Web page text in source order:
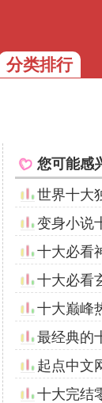
分类排行
您可能感
世界十大
变身小说
十大必看
十大必看
十大巅峰
最经典的
起点中文
十大完结